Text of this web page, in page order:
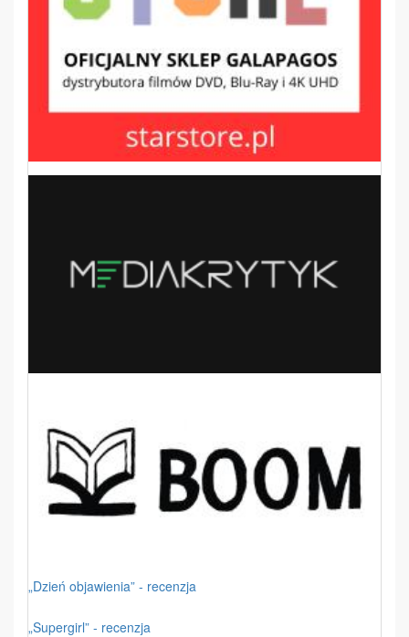
„Dzień objawienia” - recenzja
„Supergirl” - recenzja